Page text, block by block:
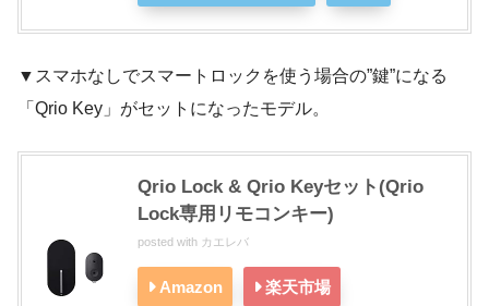
▼スマホなしでスマートロックを使う場合の”鍵”になる
「Qrio Key」がセットになったモデル。
Qrio Lock & Qrio Keyセット(Qrio
Lock専用リモコンキー)
posted with カエレバ
Amazon 楽天市場